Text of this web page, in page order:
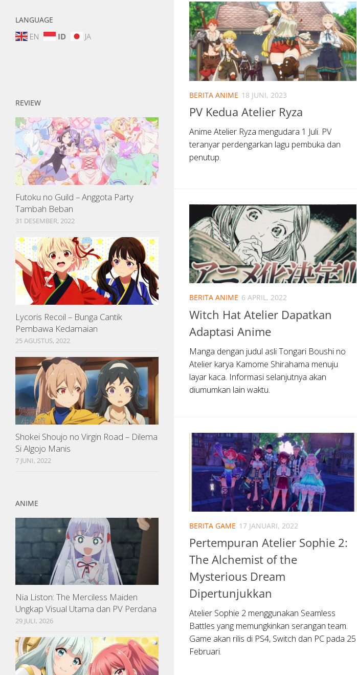
BERITA ANIME 18 JUNI, 2023
PV Kedua Atelier Ryza
Anime Atelier Ryza mengudara 1 Juli. PV
teranyar perdengarkan lagu pembuka dan
penutup.
BERITA ANIME 6 APRIL, 2022
Witch Hat Atelier Dapatkan
Adaptasi Anime
Manga dengan judul asli Tongari Boushi no
Atelier karya Kamome Shirahama menuju
layar kaca. Informasi selanjutnya akan
diumumkan lain waktu.
BERITA GAME 17 JANUARI, 2022
Pertempuran Atelier Sophie 2:
The Alchemist of the
Mysterious Dream
Dipertunjukkan
Atelier Sophie 2 menggunakan Seamless
Battles yang memungkinkan serangan team.
Game akan rilis di PS4, Switch dan PC pada 25
Februari.
LANGUAGE
EN ID JA
REVIEW
Futoku no Guild – Anggota Party
Tambah Beban
31 DESEMBER, 2022
Lycoris Recoil – Bunga Cantik
Pembawa Kedamaian
25 AGUSTUS, 2022
Shokei Shoujo no Virgin Road – Dilema
Si Algojo Manis
7 JUNI, 2022
ANIME
Nia Liston: The Merciless Maiden
Ungkap Visual Utama dan PV Perdana
29 JULI, 2026